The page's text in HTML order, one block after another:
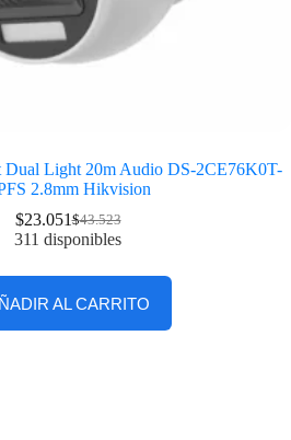
Light 20m Audio DS-2CE76K0T-
2.8mm Hikvision
$43.523
$23.051
311 disponibles
AL CARRITO